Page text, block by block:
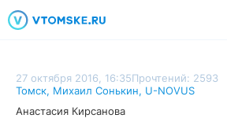
27 октября 2016, 16:35Прочтений: 2593
Томск, Михаил Сонькин, U-NOVUS
Анастасия Кирсанова